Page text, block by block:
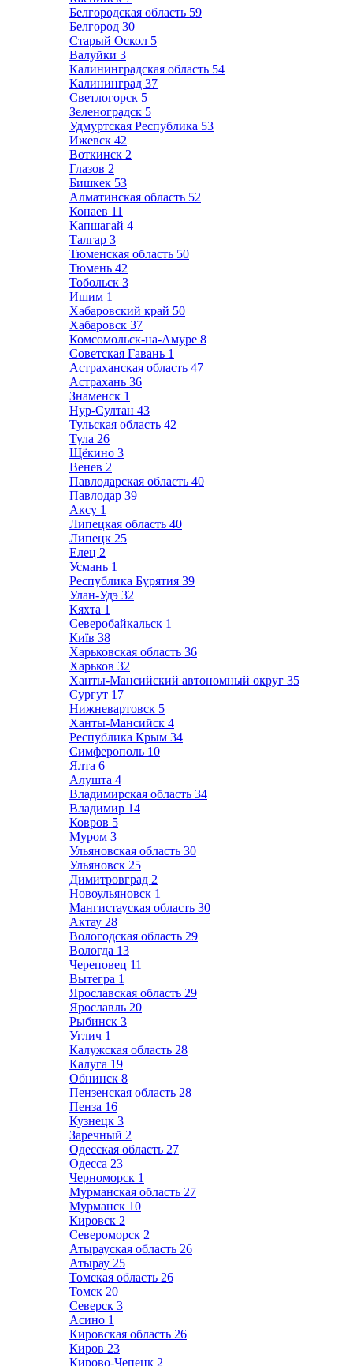
Белгородская область 59
Белгород 30
Старый Оскол 5
Валуйки 3
Калининградская область 54
Калининград 37
Светлогорск 5
Зеленоградск 5
Удмуртская Республика 53
Ижевск 42
Воткинск 2
Глазов 2
Бишкек 53
Алматинская область 52
Конаев 11
Капшагай 4
Талгар 3
Тюменская область 50
Тюмень 42
Тобольск 3
Ишим 1
Хабаровский край 50
Хабаровск 37
Комсомольск-на-Амуре 8
Советская Гавань 1
Астраханская область 47
Астрахань 36
Знаменск 1
Нур-Султан 43
Тульская область 42
Тула 26
Щёкино 3
Венев 2
Павлодарская область 40
Павлодар 39
Аксу 1
Липецкая область 40
Липецк 25
Елец 2
Усмань 1
Республика Бурятия 39
Улан-Удэ 32
Кяхта 1
Северобайкальск 1
Київ 38
Харьковская область 36
Харьков 32
Ханты-Мансийский автономный округ 35
Сургут 17
Нижневартовск 5
Ханты-Мансийск 4
Республика Крым 34
Симферополь 10
Ялта 6
Алушта 4
Владимирская область 34
Владимир 14
Ковров 5
Муром 3
Ульяновская область 30
Ульяновск 25
Димитровград 2
Новоульяновск 1
Мангистауская область 30
Актау 28
Вологодская область 29
Вологда 13
Череповец 11
Вытегра 1
Ярославская область 29
Ярославль 20
Рыбинск 3
Углич 1
Калужская область 28
Калуга 19
Обнинск 8
Пензенская область 28
Пенза 16
Кузнецк 3
Заречный 2
Одесская область 27
Одесса 23
Черноморск 1
Мурманская область 27
Мурманск 10
Кировск 2
Североморск 2
Атырауская область 26
Атырау 25
Томская область 26
Томск 20
Северск 3
Асино 1
Кировская область 26
Киров 23
Кирово-Чепецк 2